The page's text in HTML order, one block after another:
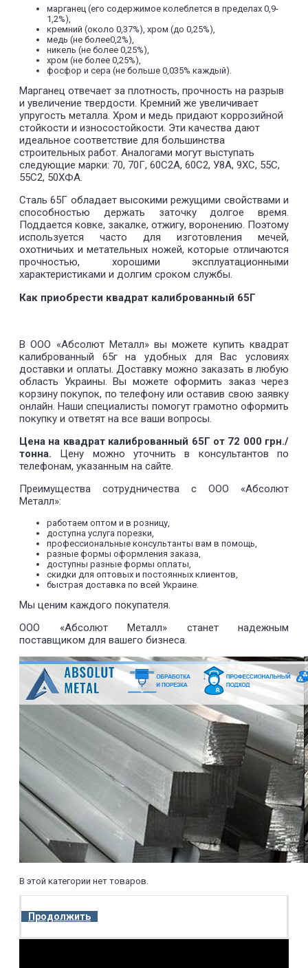
марганец (его содержимое колеблется в пределах 0,9-
1,2%),
кремний (около 0,37%), хром (до 0,25%),
медь (не более0,2%),
никель (не более 0,25%),
хром (не более 0,25%),
фосфор и сера (не больше 0,035% каждый).
Марганец отвечает за плотность, прочность на разрыв
и увеличение твердости. Кремний же увеличивает
упругость металла. Хром и медь придают коррозийной
стойкости и износостойкости. Эти качества дают
идеальное соответствие для большинства
строительных работ. Аналогами могут выступать
следующие марки: 70, 70Г, 60С2А, 60С2, У8А, 9ХС, 55С,
55С2, 50ХФА.
Сталь 65Г обладает высокими режущими свойствами и
способностью держать заточку долгое время.
Поддается ковке, закалке, отжигу, воронению. Поэтому
используется часто для изготовления мечей,
охотничьих и метательных ножей, которые отличаются
прочностью, хорошими эксплуатационными
характеристиками и долгим сроком службы.
Как приобрести квадрат калиброванный 65Г
В ООО «Абсолют Металл» вы можете купить квадрат
калиброванный 65г на удобных для Вас условиях
доставки и оплаты. Доставку можно заказать в любую
область Украины. Вы можете оформить заказ через
корзину покупок, по телефону или оставив свою заявку
онлайн. Наши специалисты помогут грамотно оформить
покупку и ответят на все ваши вопросы.
Цена на квадрат калиброванный 65Г от 72 000 грн./
тонна. Цену можно уточнить в консультантов по
телефонам, указанным на сайте.
Преимущества сотрудничества с ООО «Абсолют
Металл»:
работаем оптом и в розницу,
доступна услуга порезки,
профессиональные консультанты вам в помощь,
разные формы оформления заказа,
доступны разные формы оплаты,
скидки для оптовых и постоянных клиентов,
быстрая доставка по всей Украине.
Мы ценим каждого покупателя.
ООО «Абсолют Металл» станет надежным
поставщиком для вашего бизнеса.
В этой категории нет товаров.
Продолжить